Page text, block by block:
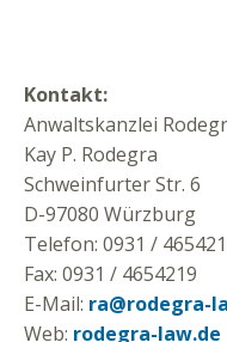
Kontakt:
Anwaltskanzlei
Kay P. Rodegra
Schweinfurter Str. 6
D-97080 Würzburg
Telefon: 0931 /
Fax: 0931 / 4654219
E-Mail: ra@rodegra-
Web: rodegra-law.de